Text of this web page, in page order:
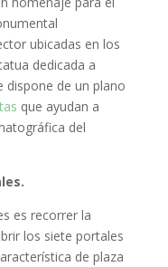
ubicadas en los
dedicada a
dispone de un plano
que ayudan a
del
es recorrer la
los siete portales
de plaza